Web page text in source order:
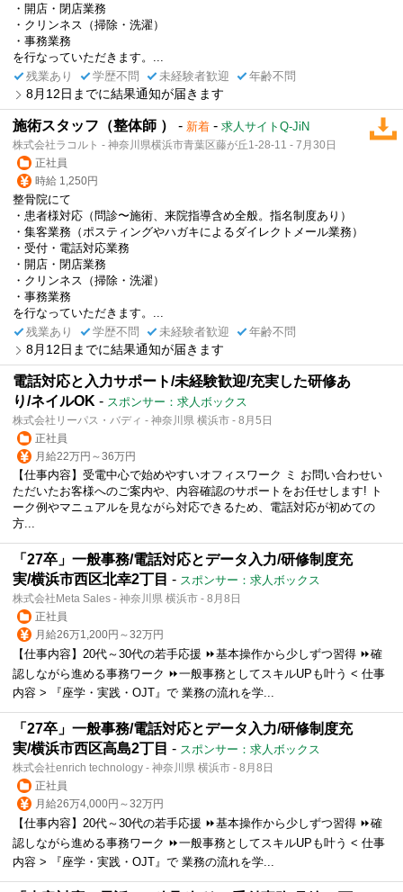
・開店・閉店業務
・クリンネス（掃除・洗濯）
・事務業務
を行なっていただきます。...
残業あり
学歴不問 未経験者歓迎 年齢不問
8月12日までに結果通知が届きます
施術スタッフ（整体師 ） - 新着 - 求人サイトQ-JiN
株式会社ラコルト - 神奈川県横浜市青葉区藤が丘1-28-11 - 7月30日
正社員
時給 1,250円
整骨院にて
・患者様対応（問診〜施術、来院指導含め全般。指名制度あり）
・集客業務（ポスティングやハガキによるダイレクトメール業務）
・受付・電話対応業務
・開店・閉店業務
・クリンネス（掃除・洗濯）
・事務業務
を行なっていただきます。...
残業あり
学歴不問 未経験者歓迎 年齢不問
8月12日までに結果通知が届きます
電話対応と入力サポート/未経験歓迎/充実した研修あ
り/ネイルOK - スポンサー：求人ボックス
株式会社リーパス・バディ - 神奈川県 横浜市 - 8月5日
正社員
月給22万円～36万円
【仕事内容】受電中心で始めやすいオフィスワーク ミ お問い合わせい
ただいたお客様へのご案内や、内容確認のサポートをお任せします! ト
ーク例やマニュアルを見ながら対応できるため、電話対応が初めての
方...
「27卒」一般事務/電話対応とデータ入力/研修制度充
実/横浜市西区北幸2丁目 - スポンサー：求人ボックス
株式会社Meta Sales - 神奈川県 横浜市 - 8月8日
正社員
月給26万1,200円～32万円
【仕事内容】20代～30代の若手応援 ⏩基本操作から少しずつ習得 ⏩確
認しながら進める事務ワーク ⏩一般事務としてスキルUPも叶う < 仕事
内容 > 『座学・実践・OJT』で 業務の流れを学...
「27卒」一般事務/電話対応とデータ入力/研修制度充
実/横浜市西区高島2丁目 - スポンサー：求人ボックス
株式会社enrich technology - 神奈川県 横浜市 - 8月8日
正社員
月給26万4,000円～32万円
【仕事内容】20代～30代の若手応援 ⏩基本操作から少しずつ習得 ⏩確
認しながら進める事務ワーク ⏩一般事務としてスキルUPも叶う < 仕事
内容 > 『座学・実践・OJT』で 業務の流れを学...